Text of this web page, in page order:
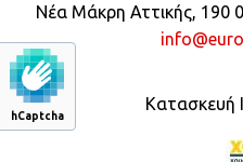
hCaptcha
Νέα Μάκρη Αττικής, 190
Κατασκευή